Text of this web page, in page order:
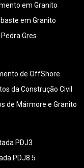
em Granito
em Granito
Gres
de OffShore
da Construção Civil
de Mármore e Granito
PDJ3
PDJ8.5